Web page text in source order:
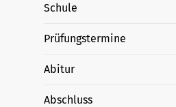
Schule
Prüfungstermine
Abitur
Abschluss